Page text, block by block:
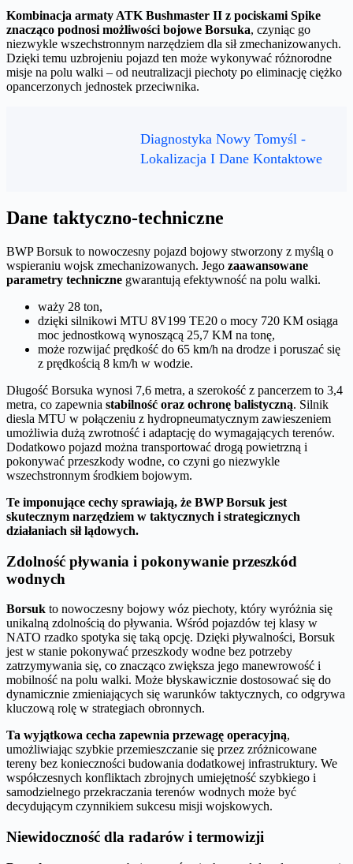
Kombinacja armaty ATK Bushmaster II z pociskami Spike
znacząco podnosi możliwości bojowe Borsuka, czyniąc go
niezwykle wszechstronnym narzędziem dla sił zmechanizowanych.
Dzięki temu uzbrojeniu pojazd ten może wykonywać różnorodne
misje na polu walki – od neutralizacji piechoty po eliminację ciężko
opancerzonych jednostek przeciwnika.
Diagnostyka Nowy Tomyśl -
Lokalizacja I Dane Kontaktowe
Dane taktyczno-techniczne
BWP Borsuk to nowoczesny pojazd bojowy stworzony z myślą o
wspieraniu wojsk zmechanizowanych. Jego zaawansowane
parametry techniczne gwarantują efektywność na polu walki.
waży 28 ton,
dzięki silnikowi MTU 8V199 TE20 o mocy 720 KM osiąga
moc jednostkową wynoszącą 25,7 KM na tonę,
może rozwijać prędkość do 65 km/h na drodze i poruszać się
z prędkością 8 km/h w wodzie.
Długość Borsuka wynosi 7,6 metra, a szerokość z pancerzem to 3,4
metra, co zapewnia stabilność oraz ochronę balistyczną. Silnik
diesla MTU w połączeniu z hydropneumatycznym zawieszeniem
umożliwia dużą zwrotność i adaptację do wymagających terenów.
Dodatkowo pojazd można transportować drogą powietrzną i
pokonywać przeszkody wodne, co czyni go niezwykle
wszechstronnym środkiem bojowym.
Te imponujące cechy sprawiają, że BWP Borsuk jest
skutecznym narzędziem w taktycznych i strategicznych
działaniach sił lądowych.
Zdolność pływania i pokonywanie przeszkód
wodnych
Borsuk to nowoczesny bojowy wóz piechoty, który wyróżnia się
unikalną zdolnością do pływania. Wśród pojazdów tej klasy w
NATO rzadko spotyka się taką opcję. Dzięki pływalności, Borsuk
jest w stanie pokonywać przeszkody wodne bez potrzeby
zatrzymywania się, co znacząco zwiększa jego manewrowość i
mobilność na polu walki. Może błyskawicznie dostosować się do
dynamicznie zmieniających się warunków taktycznych, co odgrywa
kluczową rolę w strategiach obronnych.
Ta wyjątkowa cecha zapewnia przewagę operacyjną,
umożliwiając szybkie przemieszczanie się przez zróżnicowane
tereny bez konieczności budowania dodatkowej infrastruktury. We
współczesnych konfliktach zbrojnych umiejętność szybkiego i
samodzielnego przekraczania terenów wodnych może być
decydującym czynnikiem sukcesu misji wojskowych.
Niewidoczność dla radarów i termowizji